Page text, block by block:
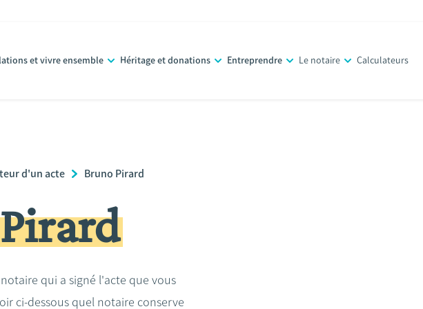
et vivre ensemble Héritage et donations Entreprendre Le notaire Calculateurs
d'un acte Bruno Pirard
qui a signé l'acte que vous
ci-dessous quel notaire conserve